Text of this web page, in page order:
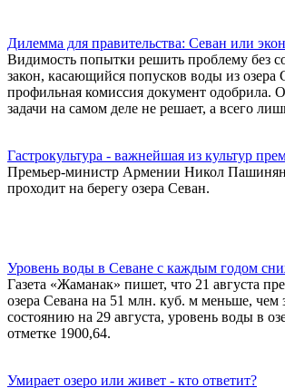
Дилемма для правительства: Севан или
Видимость попытки решить проблему без
закон, касающийся попусков воды из озера
профильная комиссия документ одобрила.
задачи на самом деле не решает, а всего
Гастрокультура - важнейшая из культур
Премьер-министр Армении Никол Пашинян
проходит на берегу озера Севан.
Уровень воды в Севане с каждым годом
Газета «Жаманак» пишет, что 21 августа
озера Севана на 51 млн. куб. м меньше, чем
состоянию на 29 августа, уровень воды в
отметке 1900,64.
Умирает озеро или живет - кто ответит?